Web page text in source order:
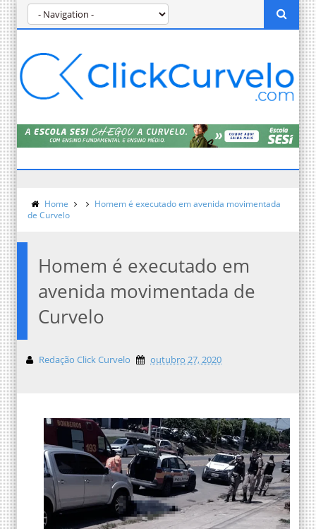
Home
Homem é executado em avenida movimentada
de Curvelo
Homem é executado em
avenida movimentada de
Curvelo
Redação Click Curvelo outubro 27, 2020